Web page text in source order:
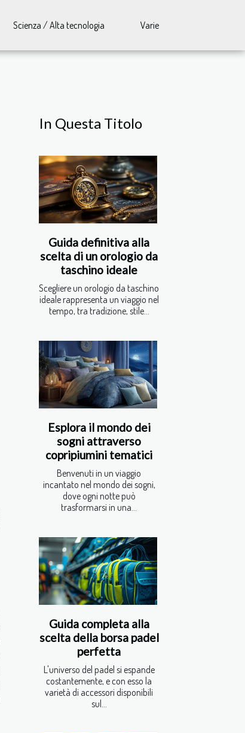
Scienza / Alta tecnologia Varie
In Questa Titolo
Guida definitiva alla
scelta di un orologio da
taschino ideale
Scegliere un orologio da taschino
ideale rappresenta un viaggio nel
tempo, tra tradizione, stile...
Esplora il mondo dei
sogni attraverso
copripiumini tematici
Benvenuti in un viaggio
incantato nel mondo dei sogni,
dove ogni notte può
trasformarsi in una...
Guida completa alla
scelta della borsa padel
perfetta
L'universo del padel si espande
costantemente, e con esso la
varietà di accessori disponibili
sul...